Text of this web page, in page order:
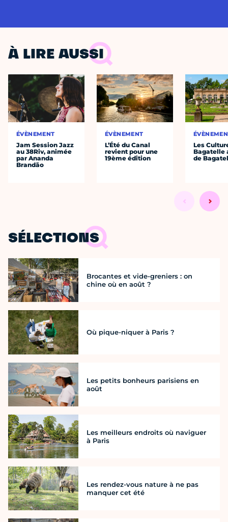
À LIRE AUSSI
ÉVÈNEMENT
Jam Session Jazz
au 38Riv, animée
par Ananda
Brandão
ÉVÈNEMENT
L’Été du Canal
revient pour une
19ème édition
Les
Bagatelle
de
SÉLECTIONS
Brocantes et vide-greniers : on
chine où en août ?
Où pique-niquer à Paris ?
Les petits bonheurs parisiens en
août
Les meilleurs endroits où naviguer
à Paris
Les rendez-vous nature à ne pas
manquer cet été